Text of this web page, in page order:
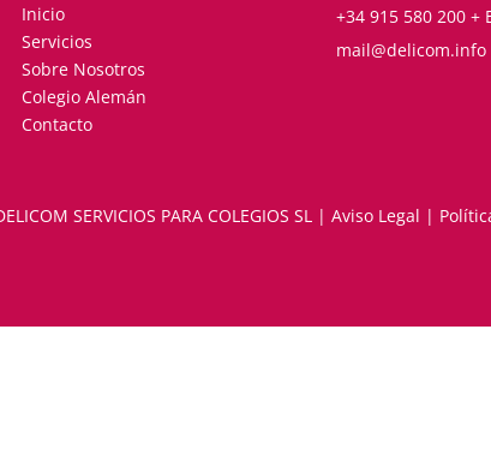
Inicio
Servicios
Sobre Nosotros
Colegio Alemán
Contacto
+34 915 580 200 +
mail@delicom.info
SERVICIOS PARA COLEGIOS SL | Aviso Legal |